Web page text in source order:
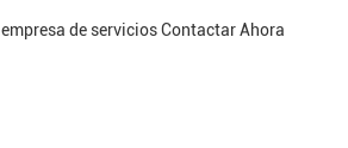
empresa de servicios Contactar Ahora